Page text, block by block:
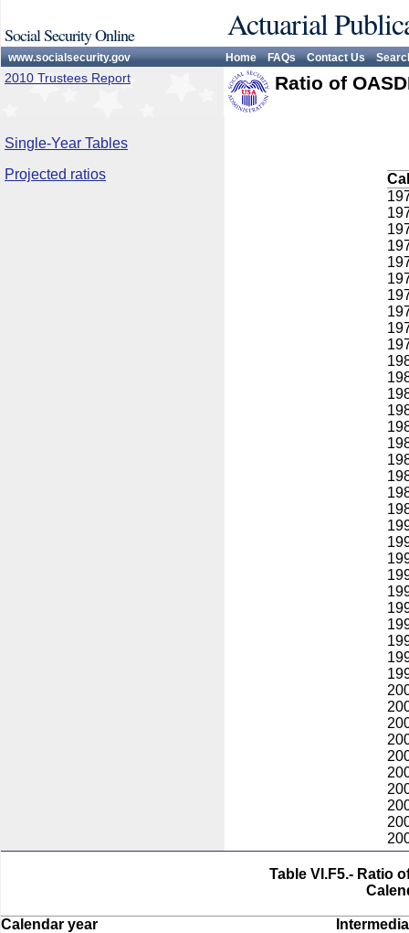
Social Security Online Actuarial
www.socialsecurity.gov Home FAQs Contact Us
2010 Trustees Report Ratio of
Single-Year Tables
Projected ratios
Table VI.F5.- Ratio
Calendar year